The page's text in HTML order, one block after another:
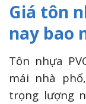
Giá tôn
nay bao
Tôn nhựa
mái nhà
trọng lượng